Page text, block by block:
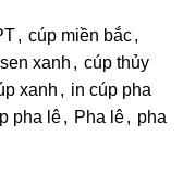
, cúp miền bắc,
xanh , cúp thủy
xanh , in cúp pha
pha lê, Pha lê, pha